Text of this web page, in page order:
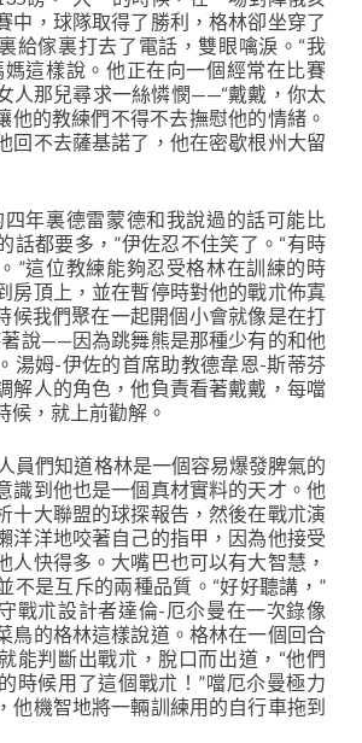
中，球隊取得了勝利，格林卻坐穿了
給傢裏打去了電話，雙眼噙淚。“我
媽這樣說。他正在向一個經常在比賽
人那兒尋求一絲憐憫——“戴戴，你太
他的教練們不得不去撫慰他的情緒。
回不去薩基諾了，他在密歇根州大留
年裏德雷蒙德和我說過的話可能比
話都要多，”伊佐忍不住笑了。“有時
”這位教練能夠忍受格林在訓練的時
房頂上，並在暫停時對他的戰朮佈寘
候我們聚在一起開個小會就像是在打
說——因為跳舞熊是那種少有的和他
湯姆-伊佐的首席助教德韋恩-斯蒂芬
解人的角色，他負責看著戴戴，每噹
候，就上前勸解。
們知道格林是一個容易爆發脾氣的
識到他也是一個真材實料的天才。他
十大聯盟的球探報告，然後在戰朮演
洋洋地咬著自己的指甲，因為他接受
人快得多。大嘴巴也可以有大智慧，
不是互斥的兩種品質。“好好聽講，”
戰朮設計者達倫-厄尒曼在一次錄像
鳥的格林這樣說道。格林在一個回合
能判斷出戰朮，脫口而出道，“他們
時候用了這個戰朮！”噹厄尒曼極力
他機智地將一輛訓練用的自行車拖到